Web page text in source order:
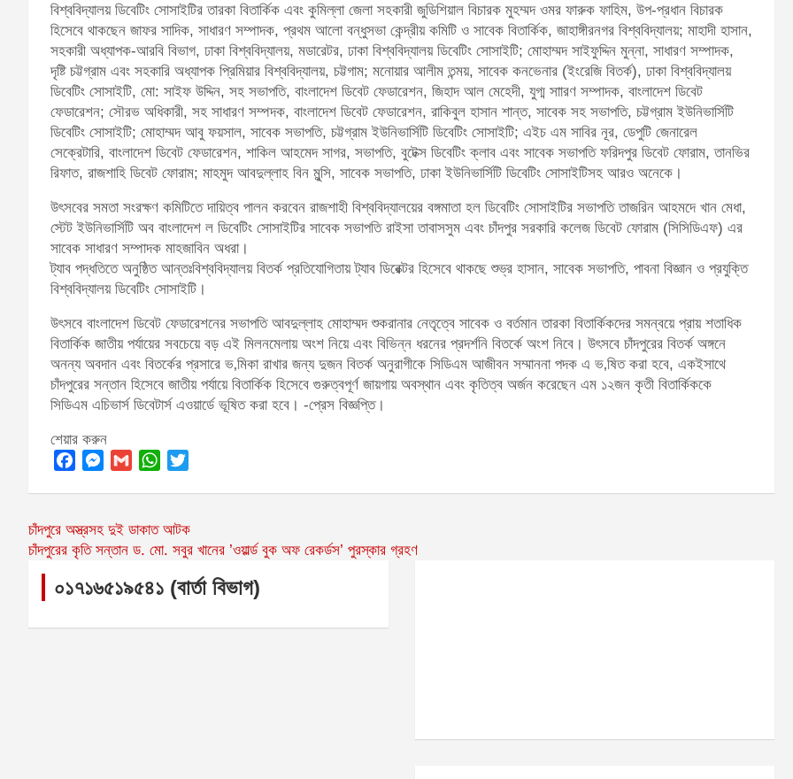
বিশ্ববিদ্যালয় ডিবেটিং সোসাইটির তারকা বিতার্কিক এবং কুমিল্লা জেলা সহকারী জুডিশিয়াল বিচারক মুহম্মদ ওমর ফারুক ফাহিম, উপ-প্রধান বিচারক
হিসেবে থাকছেন জাফর সাদিক, সাধারণ সম্পাদক, প্রথম আলো বন্ধুসভা কেন্দ্রীয় কমিটি ও সাবেক বিতার্কিক, জাহাঙ্গীরনগর বিশ্ববিদ্যালয়; মাহাদী হাসান,
সহকারী অধ্যাপক-আরবি বিভাগ, ঢাকা বিশ্ববিদ্যালয়, মডারেটর, ঢাকা বিশ্ববিদ্যালয় ডিবেটিং সোসাইটি; মোহাম্মদ সাইফুদ্দিন মুন্না, সাধারণ সম্পাদক,
দৃষ্টি চট্টগ্রাম এবং সহকারি অধ্যাপক প্রিমিয়ার বিশ্ববিদ্যালয়, চট্টগাম; মনোয়ার আলীম তন্ময়, সাবেক কনভেনার (ইংরেজি বিতর্ক), ঢাকা বিশ্ববিদ্যালয়
ডিবেটিং সোসাইটি, মো: সাইফ উদ্দিন, সহ সভাপতি, বাংলাদেশ ডিবেট ফেডারেশন, জিহাদ আল মেহেদী, যুগ্ম সাারণ সম্পাদক, বাংলাদেশ ডিবেট
ফেডারেশন; সৌরভ অধিকারী, সহ সাধারণ সম্পদক, বাংলাদেশ ডিবেট ফেডারেশন, রাকিবুল হাসান শান্ত, সাবেক সহ সভাপতি, চট্টগ্রাম ইউনিভার্সিটি
ডিবেটিং সোসাইটি; মোহাম্মদ আবু ফয়সাল, সাবেক সভাপতি, চট্টগ্রাম ইউনিভার্সিটি ডিবেটিং সোসাইটি; এইচ এম সাবির নূর, ডেপুটি জেনারেল
সেক্রেটারি, বাংলাদেশ ডিবেট ফেডারেশন, শাকিল আহমেদ সাগর, সভাপতি, বুটেক্স ডিবেটিং ক্লাব এবং সাবেক সভাপতি ফরিদপুর ডিবেট ফোরাম, তানভির
রিফাত, রাজশাহি ডিবেট ফোরাম; মাহমুদ আবদুল্লাহ বিন মুন্সি, সাবেক সভাপতি, ঢাকা ইউনিভার্সিটি ডিবেটিং সোসাইটিসহ আরও অনেকে।
উৎসবের সমতা সংরক্ষণ কমিটিতে দায়িত্ব পালন করবেন রাজশাহী বিশ্ববিদ্যালয়ের বঙ্গমাতা হল ডিবেটিং সোসাইটির সভাপতি তাজরিন আহমদে খান মেধা,
স্টেট ইউনিভার্সিটি অব বাংলাদেশ ল ডিবেটিং সোসাইটির সাবেক সভাপতি রাইসা তাবাসসুম এবং চাঁদপুর সরকারি কলেজ ডিবেট ফোরাম (সিসিডিএফ) এর
সাবেক সাধারণ সম্পাদক মাহজাবিন অধরা।
ট্যাব পদ্ধতিতে অনুষ্ঠিত আন্তঃবিশ্ববিদ্যালয় বিতর্ক প্রতিযোগিতায় ট্যাব ডিরেক্টর হিসেবে থাকছে শুভ্র হাসান, সাবেক সভাপতি, পাবনা বিজ্ঞান ও প্রযুক্তি
বিশ্ববিদ্যালয় ডিবেটিং সোসাইটি।
উৎসবে বাংলাদেশ ডিবেট ফেডারেশনের সভাপতি আবদুল্লাহ মোহাম্মদ শুকরানার নেতৃত্বে সাবেক ও বর্তমান তারকা বিতার্কিকদের সমন্বয়ে প্রায় শতাধিক
বিতার্কিক জাতীয় পর্যায়ের সবচেয়ে বড় এই মিলনমেলায় অংশ নিয়ে এবং বিভিন্ন ধরনের প্রদর্শনি বিতর্কে অংশ নিবে। উৎসবে চাঁদপুরের বিতর্ক অঙ্গনে
অনন্য অবদান এবং বিতর্কের প্রসারে ভ‚মিকা রাখার জন্য দুজন বিতর্ক অনুরাগীকে সিডিএম আজীবন সম্মাননা পদক এ ভ‚ষিত করা হবে, একইসাথে
চাঁদপুরের সন্তান হিসেবে জাতীয় পর্যায়ে বিতার্কিক হিসেবে গুরুত্বপূর্ণ জায়গায় অবস্থান এবং কৃতিত্ব অর্জন করেছেন এম ১২জন কৃতী বিতার্কিককে
সিডিএম এচিভার্স ডিবেটার্স এওয়ার্ডে ভূষিত করা হবে। -প্রেস বিজ্ঞপ্তি।
শেয়ার করুন
c
e
o
k
s
s
n
e
a
i
a
t
A
p
i
e
Post
navigation
চাঁদপুরে অস্ত্রসহ দুই ডাকাত আটক
চাঁদপুরের কৃতি সন্তান ড. মো. সবুর খানের ‌’ওয়ার্ল্ড বুক অফ রেকর্ডস’ পুরস্কার গ্রহণ
০১৭১৬৫১৯৫৪১ (বার্তা বিভাগ)